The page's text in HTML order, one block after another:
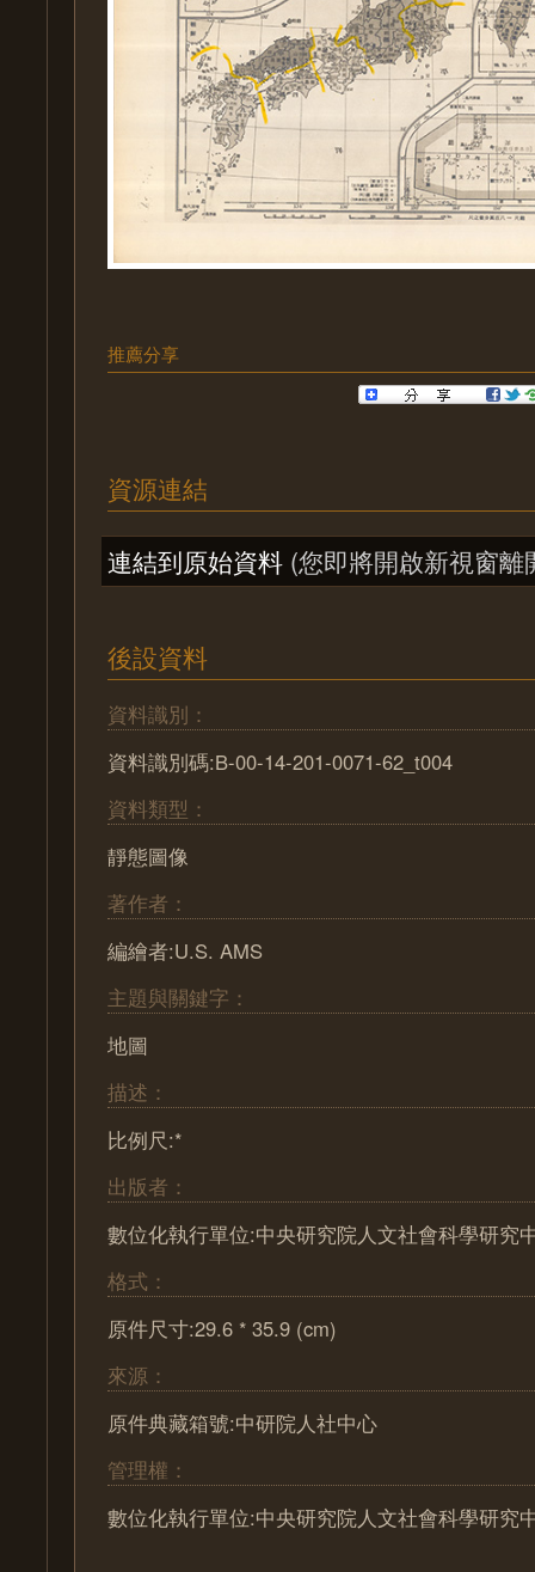
推薦分享
資源連結
連結到原始資料 (您即將開啟新視窗離
後設資料
資料識別：
資料識別碼:B-00-14-201-0071-62_t004
資料類型：
靜態圖像
著作者：
編繪者:U.S. AMS
主題與關鍵字：
地圖
描述：
比例尺:*
出版者：
數位化執行單位:中央研究院人文社會科學研究
格式：
原件尺寸:29.6 * 35.9 (cm)
來源：
原件典藏箱號:中研院人社中心
管理權：
數位化執行單位:中央研究院人文社會科學研究